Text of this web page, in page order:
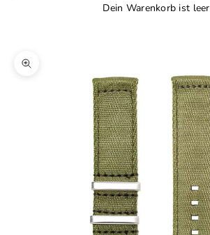
Dein Warenkorb ist leer
Bild vergrößern